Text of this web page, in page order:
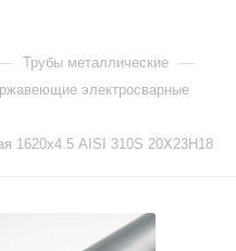
Трубы металлические —
электросварные
1620х4.5 AISI 310S 20Х23Н18